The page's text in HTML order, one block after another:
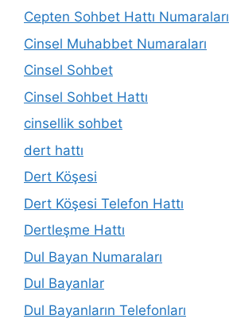
Cepten Sohbet Hattı Numaraları
Cinsel Muhabbet Numaraları
Cinsel Sohbet
Cinsel Sohbet Hattı
cinsellik sohbet
dert hattı
Dert Köşesi
Dert Köşesi Telefon Hattı
Dertleşme Hattı
Dul Bayan Numaraları
Dul Bayanlar
Dul Bayanların Telefonları